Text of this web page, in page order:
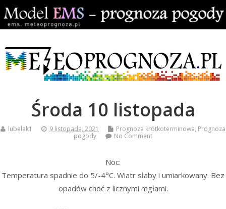
Środa 10 listopada
lubelak1 9 listopada, 2021 Prognoza krótkoterminowa, Prognoza
pogody
No Comment
Noc:
Temperatura spadnie do 5/-4°C. Wiatr słaby i umiarkowany. Bez
opadów choć z licznymi mgłami.